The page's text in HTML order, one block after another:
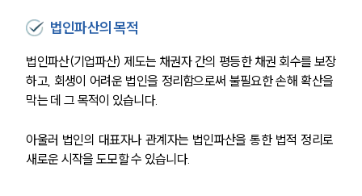
법인파산의 목적
법인파산(기업파산) 제도는 채권자 간의 평등한 채권 회수를 보장
하고, 회생이 어려운 법인을 정리함으로써 불필요한 손해 확산을
막는 데 그 목적이 있습니다.
아울러 법인의 대표자나 관계자는 법인파산을 통한 법적 정리로
새로운 시작을 도모할 수 있습니다.